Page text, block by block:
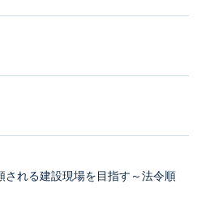
される建設現場を目指す～法令順